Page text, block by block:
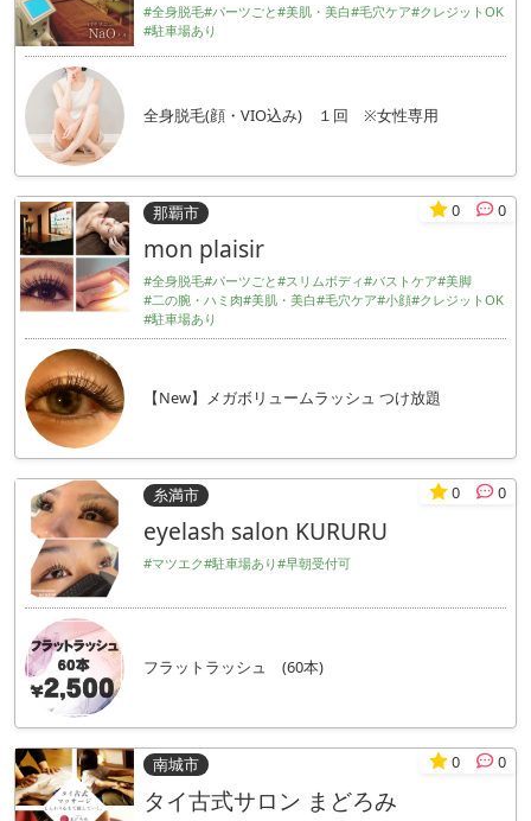
#全身脱毛#パーツごと#美肌・美白#毛穴ケア#クレジットOK
#駐車場あり
全身脱毛(顔・VIO込み) １回 ※女性専用
那覇市 0 0
mon plaisir
#全身脱毛#パーツごと#スリムボディ#バストケア#美脚
#二の腕・ハミ肉#美肌・美白#毛穴ケア#小顔#クレジットOK
#駐車場あり
【New】メガボリュームラッシュ つけ放題
糸満市 0 0
eyelash salon KURURU
#マツエク#駐車場あり#早朝受付可
フラットラッシュ (60本)
南城市 0 0
タイ古式サロン まどろみ